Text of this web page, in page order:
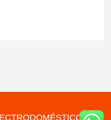
LG